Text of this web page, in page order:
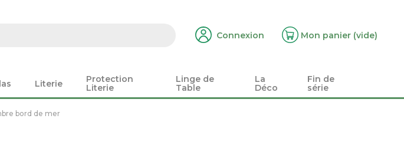
Connexion Mon panier (vide)
Literie
Protection
Literie
Linge de
Table
La
Déco
Fin de
série
bord de mer